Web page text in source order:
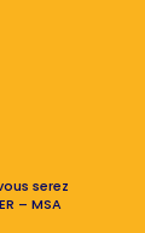
serez
– MSA